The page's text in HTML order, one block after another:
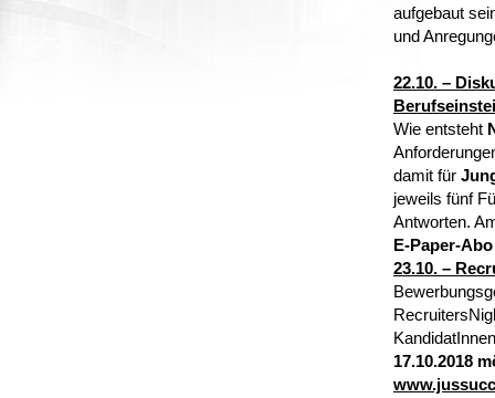
aufgebaut
und
22.10. –
Wie entsteht
damit für
jeweils fünf
Antworten.
E-Paper-Abo
23.10. –
17.10.2018